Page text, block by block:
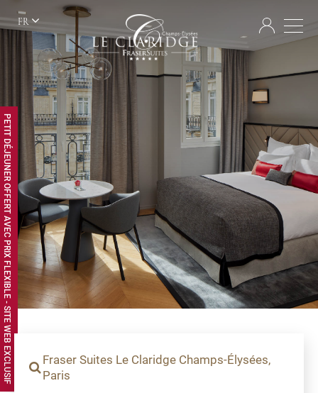
PETIT DÉJEUNER OFFERT AVEC PRIX FLEXIBLE - SITE WEB EXCLUSIF
FR
Fraser Suites Le Claridge Champs-Élysées,
Paris